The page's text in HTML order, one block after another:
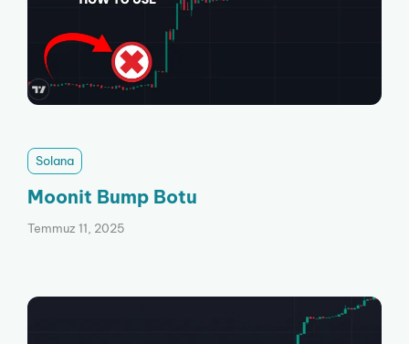
Solana
Moonit Bump Botu
Temmuz 11, 2025